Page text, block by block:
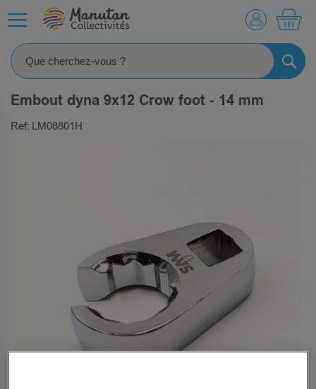
Embout dyna 9x12 Crow foot - 14 mm
Ref: LM08801H